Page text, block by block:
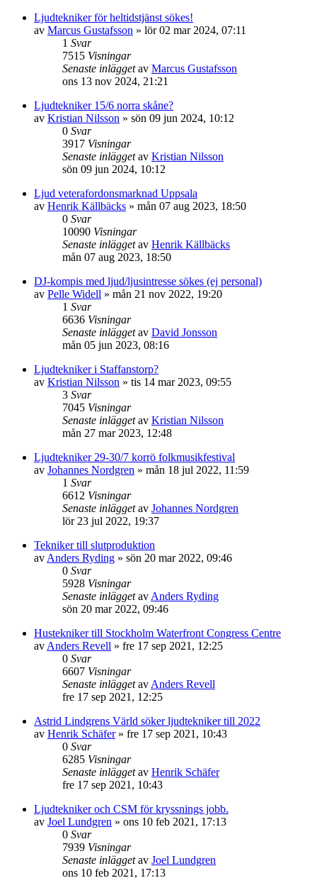
Ljudtekniker för heltidstjänst sökes!
av Marcus Gustafsson » lör 02 mar 2024, 07:11
1 Svar
7515 Visningar
Senaste inläggetav Marcus Gustafsson
ons 13 nov 2024, 21:21
Ljudtekniker 15/6 norra skåne?
av Kristian Nilsson » sön 09 jun 2024, 10:12
0 Svar
3917 Visningar
Senaste inläggetav Kristian Nilsson
sön 09 jun 2024, 10:12
Ljud veterafordonsmarknad Uppsala
av Henrik Källbäcks » mån 07 aug 2023, 18:50
0 Svar
10090 Visningar
Senaste inläggetav Henrik Källbäcks
mån 07 aug 2023, 18:50
DJ-kompis med ljud/ljusintresse sökes (ej personal)
av Pelle Widell » mån 21 nov 2022, 19:20
1 Svar
6636 Visningar
Senaste inläggetav David Jonsson
mån 05 jun 2023, 08:16
Ljudtekniker i Staffanstorp?
av Kristian Nilsson » tis 14 mar 2023, 09:55
3 Svar
7045 Visningar
Senaste inläggetav Kristian Nilsson
mån 27 mar 2023, 12:48
Ljudtekniker 29-30/7 korrö folkmusikfestival
av Johannes Nordgren » mån 18 jul 2022, 11:59
1 Svar
6612 Visningar
Senaste inläggetav Johannes Nordgren
lör 23 jul 2022, 19:37
Tekniker till slutproduktion
av Anders Ryding » sön 20 mar 2022, 09:46
0 Svar
5928 Visningar
Senaste inläggetav Anders Ryding
sön 20 mar 2022, 09:46
Hustekniker till Stockholm Waterfront Congress Centre
av Anders Revell » fre 17 sep 2021, 12:25
0 Svar
6607 Visningar
Senaste inläggetav Anders Revell
fre 17 sep 2021, 12:25
Astrid Lindgrens Värld söker ljudtekniker till 2022
av Henrik Schäfer» fre 17 sep 2021, 10:43
0 Svar
6285 Visningar
Senaste inläggetav Henrik Schäfer
fre 17 sep 2021, 10:43
Ljudtekniker och CSM för kryssnings jobb.
av Joel Lundgren » ons 10 feb 2021, 17:13
0 Svar
7939 Visningar
Senaste inläggetav Joel Lundgren
ons 10 feb 2021, 17:13